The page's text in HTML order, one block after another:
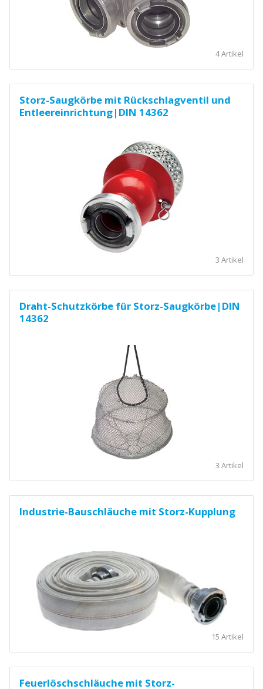
4 Artikel
Storz-Saugkörbe mit Rückschlagventil und
Entleereinrichtung|DIN 14362
3 Artikel
Draht-Schutzkörbe für Storz-Saugkörbe|DIN
14362
3 Artikel
Industrie-Bauschläuche mit Storz-Kupplung
15 Artikel
Feuerlöschschläuche mit Storz-